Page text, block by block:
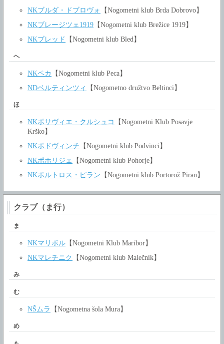
NKブルダ・ドブロヴォ
【Nogometni klub Brda Dobrovo】
NKブレージツェ1919 【Nogometni klub Brežice 1919】
NKブレッド
【Nogometni klub Bled】
へ
NKペカ
【Nogometni klub Peca】
NDベルティンツィ
【Nogometno družtvo Beltinci】
ほ
NKポサヴィエ・クルシュコ
【Nogometni Klub Posavje
Krško】
NKポドヴィンチ 【Nogometni klub Podvinci】
NKポホリジェ
【Nogometni klub Pohorje】
NKポルトロス・ピラン 【Nogometni klub Portorož Piran】
クラブ（ま行）
ま
NKマリボル 【Nogometni Klub Maribor】
NKマレチニク
【Nogometni klub Malečnik】
み
む
NŠムラ 【Nogometna šola Mura】
め